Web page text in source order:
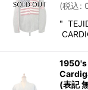
(税込:
"
1950's
(表記